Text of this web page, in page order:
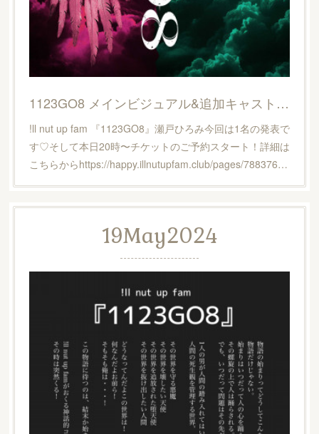
1123GO8 メインビジュアル&追加キャスト公開！
!ll nut up fam 『1123GO8』瀬戸ひろみ今回は1名の発表で
す♡そして本日20時〜チケットのご予約スタート！詳細は
こちらからhttps://happy.illnutupfam.club/pages/788376…
19May2024